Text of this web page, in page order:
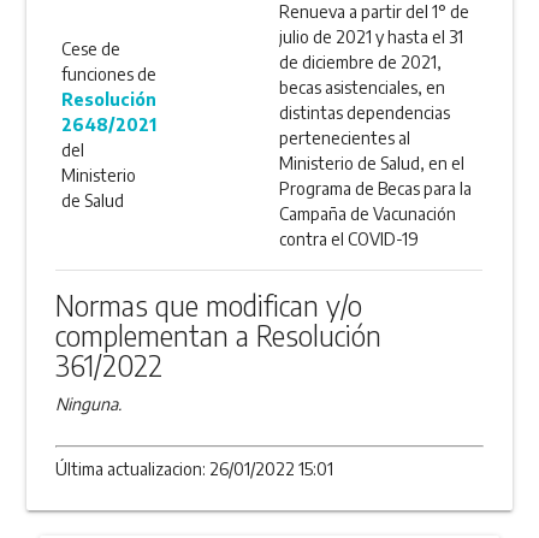
Cese de
funciones de
Resolución
2648/2021
del
Ministerio
de Salud
Renueva a partir del 1° de
julio de 2021 y hasta el 31
de diciembre de 2021,
becas asistenciales, en
distintas dependencias
pertenecientes al
Ministerio de Salud, en el
Programa de Becas para la
Campaña de Vacunación
contra el COVID-19
Normas que modifican y/o
complementan a Resolución
361/2022
Ninguna.
Última actualizacion: 26/01/2022 15:01